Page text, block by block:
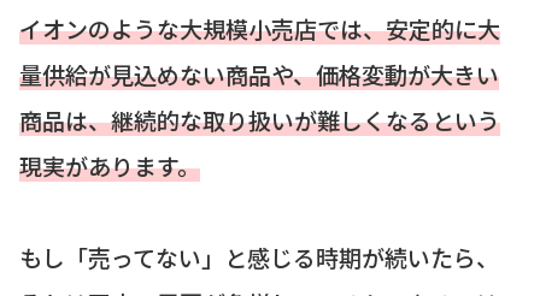
イオンのような大規模小売店では、安定的に大
量供給が見込めない商品や、価格変動が大きい
商品は、継続的な取り扱いが難しくなるという
現実があります。
もし「売ってない」と感じる時期が続いたら、